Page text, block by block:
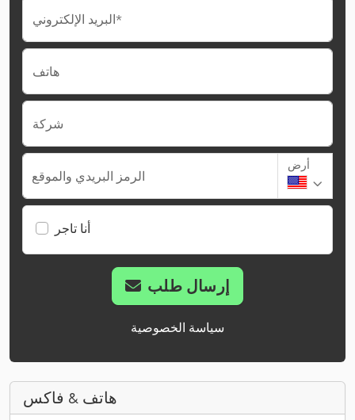
البريد الإلكتروني*
هاتف
شركة
الرمز البريدي والموقع
أرض
أنا تاجر
إرسال طلب
سياسة الخصوصية
هاتف & فاكس